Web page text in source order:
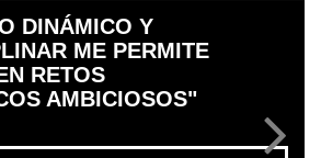
DINÁMICO Y
ME PERMITE
RETOS
AMBICIOSOS"